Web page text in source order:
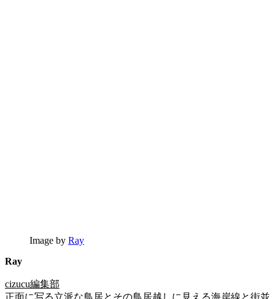
Image by Ray
Ray
cizucu編集部
正面に写る立派な鳥居とその鳥居越しに見える海岸線と街並